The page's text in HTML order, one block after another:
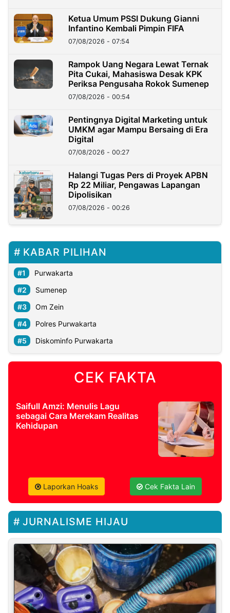
Ketua Umum PSSI Dukung Gianni
Infantino Kembali Pimpin FIFA
07/08/2026 - 07:54
Rampok Uang Negara Lewat Ternak
Pita Cukai, Mahasiswa Desak KPK
Periksa Pengusaha Rokok Sumenep
07/08/2026 - 00:54
Pentingnya Digital Marketing untuk
UMKM agar Mampu Bersaing di Era
Digital
07/08/2026 - 00:27
Halangi Tugas Pers di Proyek APBN
Rp 22 Miliar, Pengawas Lapangan
Dipolisikan
07/08/2026 - 00:26
KABAR PILIHAN
Purwakarta
Sumenep
Om Zein
Polres Purwakarta
Diskominfo Purwakarta
CEK FAKTA
Saifull Amzi: Menulis Lagu
sebagai Cara Merekam Realitas
Kehidupan
Laporkan Hoaks Cek Fakta Lain
JURNALISME HIJAU